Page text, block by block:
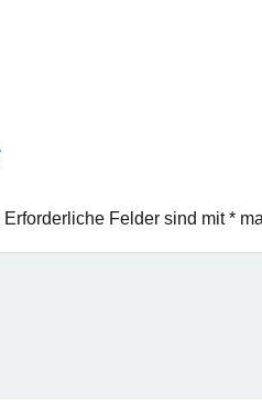
Erforderliche Felder sind mit*